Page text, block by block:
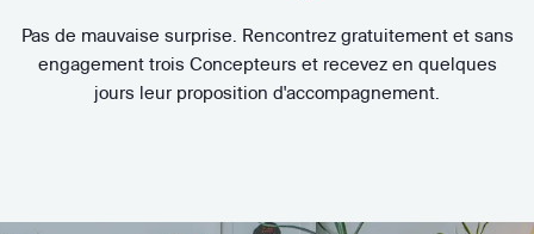
Pas de mauvaise surprise. Rencontrez gratuitement et sans
engagement trois Concepteurs et recevez en quelques
jours leur proposition d'accompagnement.